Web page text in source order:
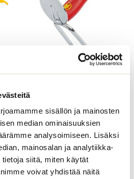
sisällön ja mainosten
median ominaisuuksien
analysoimiseen. Lisäksi
mainosalan ja analytiikka-
siitä, miten käytät
voivat yhdistää näitä
Kaksoiskuokka Wolf